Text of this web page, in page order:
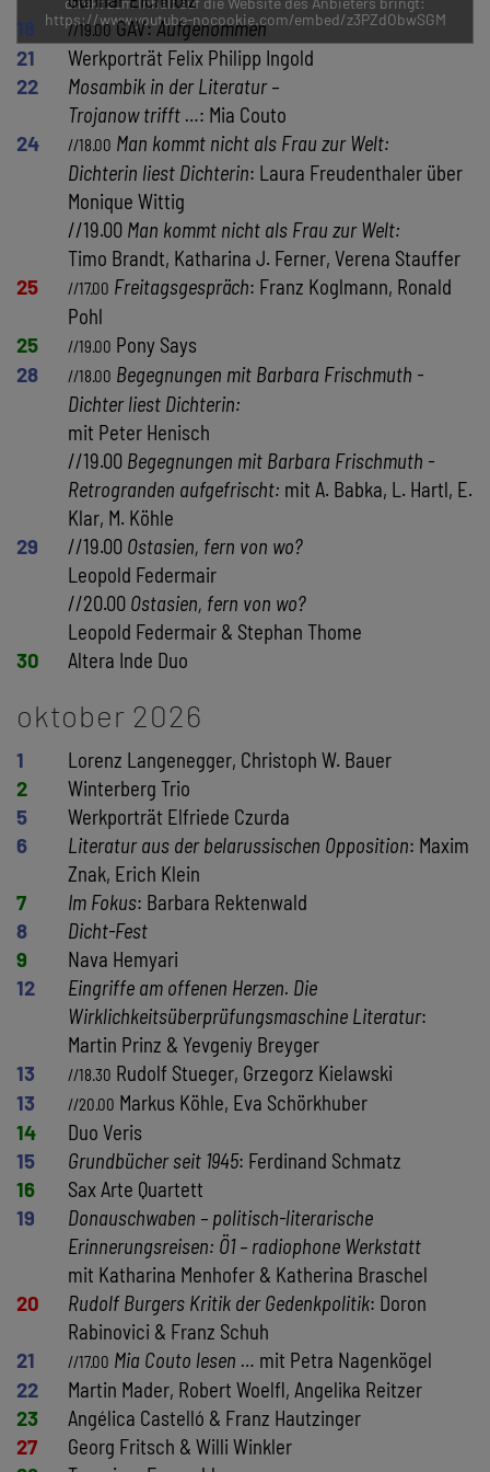
https://www.youtube-nocookie.com/embed/z3PZdObwSGM
18
//19.00GAV:Aufgenommen
21
Werkporträt Felix Philipp Ingold
22
Mosambik in der Literatur –
Trojanow trifft …: Mia Couto
24
//18.00 Man kommt nicht als Frau zur Welt:
Dichterin liest Dichterin: Laura Freudenthaler über
Monique Wittig
//19.00 Man kommt nicht als Frau zur Welt:
Timo Brandt, Katharina J. Ferner, Verena Stauffer
25
//17.00 Freitagsgespräch: Franz Koglmann, Ronald
Pohl
25
//19.00 Pony Says
28
//18.00 Begegnungen mit Barbara Frischmuth -
Dichter liest Dichterin:
mit Peter Henisch
//19.00 Begegnungen mit Barbara Frischmuth -
Retrogranden aufgefrischt: mit A. Babka, L. Hartl, E.
Klar, M. Köhle
29
//19.00 Ostasien, fern von wo?
Leopold Federmair
//20.00 Ostasien, fern von wo?
Leopold Federmair & Stephan Thome
30
Altera Inde Duo
oktober 2026
1
Lorenz Langenegger, Christoph W. Bauer
2
Winterberg Trio
5
Werkporträt Elfriede Czurda
6
Literatur aus der belarussischen Opposition: Maxim
Znak, Erich Klein
7
Im Fokus: Barbara Rektenwald
8
Dicht-Fest
9
Nava Hemyari
12
Eingriffe am offenen Herzen. Die
Wirklichkeitsüberprüfungsmaschine Literatur:
Martin Prinz & Yevgeniy Breyger
13
//18.30 Rudolf Stueger, Grzegorz Kielawski
13
//20.00 Markus Köhle, Eva Schörkhuber
14
Duo Veris
15
Grundbücher seit 1945: Ferdinand Schmatz
16
Sax Arte Quartett
19
Donauschwaben – politisch-literarische
Erinnerungsreisen: Ö1 – radiophone Werkstatt
mit Katharina Menhofer & Katherina Braschel
20
Rudolf Burgers Kritik der Gedenkpolitik: Doron
Rabinovici & Franz Schuh
21
//17.00 Mia Couto lesen … mit Petra Nagenkögel
22
Martin Mader, Robert Woelfl, Angelika Reitzer
23
Angélica Castelló & Franz Hautzinger
27
Georg Fritsch & Willi Winkler